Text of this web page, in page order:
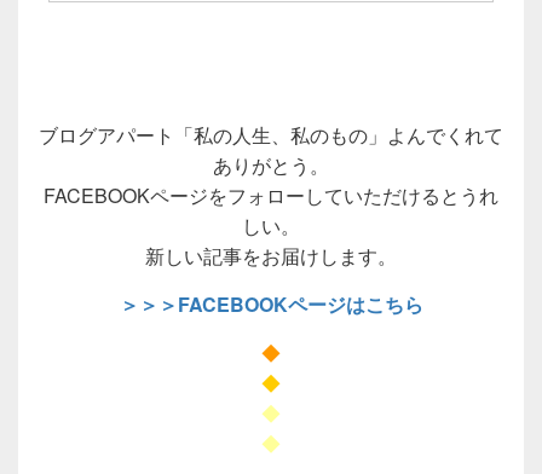
ブログアパート「私の人生、私のもの」よんでくれて
ありがとう。
FACEBOOKページをフォローしていただけるとうれ
しい。
新しい記事をお届けします。
＞＞＞FACEBOOKページはこちら
◆
◆
◆
◆